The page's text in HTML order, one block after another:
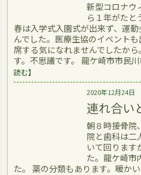
新型コロナウ
ら１年が
春は入学式入園式が出来ず、運
んでした。医療生協のイベント
席する気になれませんでしたか
す。不思議です。 龍ケ崎市市民
読む】
2020年12月24日
連れ合い
朝８時接骨院
院と歯科は二
いて回ります
た。龍ケ崎市
た。 薬の分類もあります。暖か